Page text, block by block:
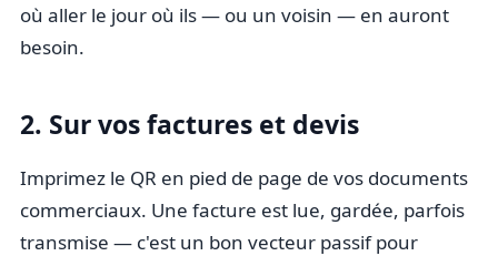
où aller le jour où ils — ou un voisin — en auront
besoin.
2. Sur vos factures et devis
Imprimez le QR en pied de page de vos documents
commerciaux. Une facture est lue, gardée, parfois
transmise — c'est un bon vecteur passif pour